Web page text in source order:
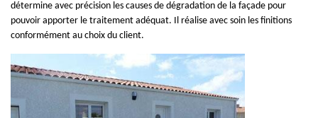
détermine avec précision les causes de dégradation de la façade pour
pouvoir apporter le traitement adéquat. Il réalise avec soin les finitions
conformément au choix du client.